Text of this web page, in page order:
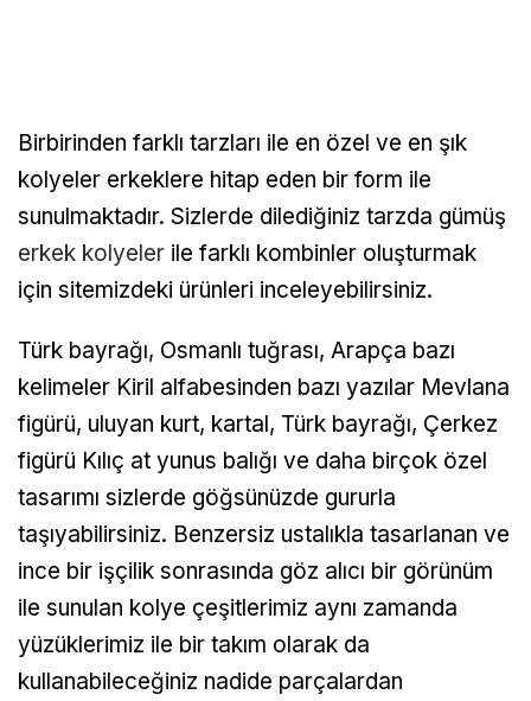
Birbirinden farklı tarzları ile en özel ve en şık
kolyeler erkeklere hitap eden bir form ile
sunulmaktadır. Sizlerde dilediğiniz tarzda gümüş
erkek kolyeler ile farklı kombinler oluşturmak
için sitemizdeki ürünleri inceleyebilirsiniz.
Türk bayrağı, Osmanlı tuğrası, Arapça bazı
kelimeler Kiril alfabesinden bazı yazılar Mevlana
figürü, uluyan kurt, kartal, Türk bayrağı, Çerkez
figürü Kılıç at yunus balığı ve daha birçok özel
tasarımı sizlerde göğsünüzde gururla
taşıyabilirsiniz. Benzersiz ustalıkla tasarlanan ve
ince bir işçilik sonrasında göz alıcı bir görünüm
ile sunulan kolye çeşitlerimiz aynı zamanda
yüzüklerimiz ile bir takım olarak da
kullanabileceğiniz nadide parçalardan